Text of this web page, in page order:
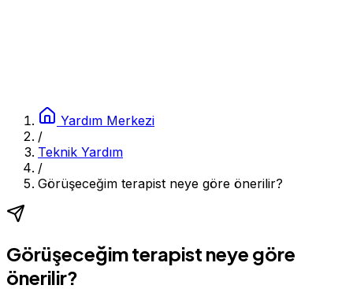
Yardım Merkezi
/
Teknik Yardım
/
Görüşeceğim terapist neye göre önerilir?
Görüşeceğim terapist neye göre
önerilir?